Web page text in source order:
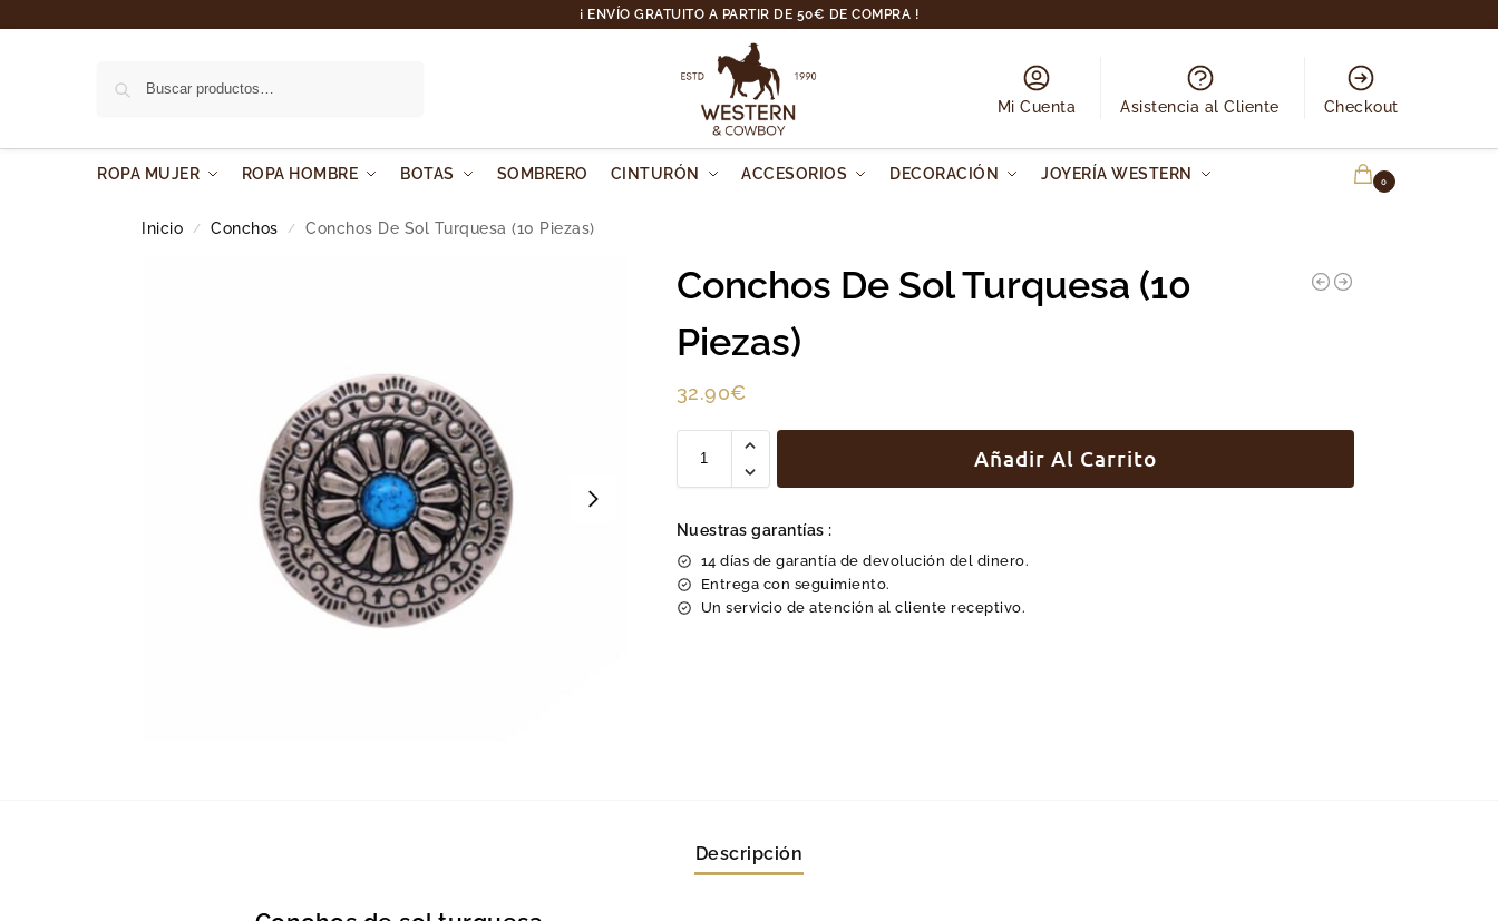
¡ ENVÍO GRATUITO A PARTIR DE 50€ DE COMPRA !
Mi Cuenta Asistencia al Cliente Checkout
ROPA MUJER ROPA HOMBRE BOTAS SOMBRERO CINTURÓN ACCESORIOS DECORACIÓN JOYERÍA WESTERN 0
Inicio / Conchos / Conchos De Sol Turquesa (10 Piezas)
Conchos De Sol Turquesa (10
Piezas)
32.90€
Añadir Al Carrito
Nuestras garantías :
14 días de garantía de devolución del dinero.
Entrega con seguimiento.
Un servicio de atención al cliente receptivo.
Descripción